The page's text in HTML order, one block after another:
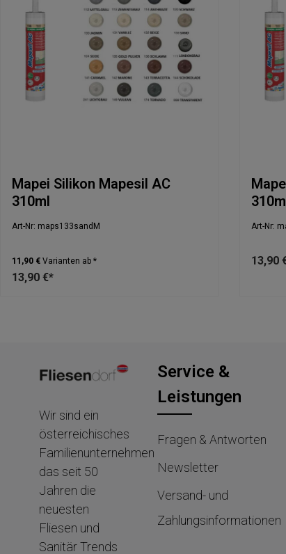
Mapei Silikon Mapesil AC
310ml
Art-Nr: maps133sandM
11,90 € Varianten ab *
13,90 €*
Art-Nr:
13,90
Wir sind ein
österreichisches
Familienunternehmen
das seit 50
Jahren die
neuesten
Fliesen und
Sanitär Trends
Service &
Leistungen
Fragen & Antworten
Newsletter
Versand- und
Zahlungsinformationen